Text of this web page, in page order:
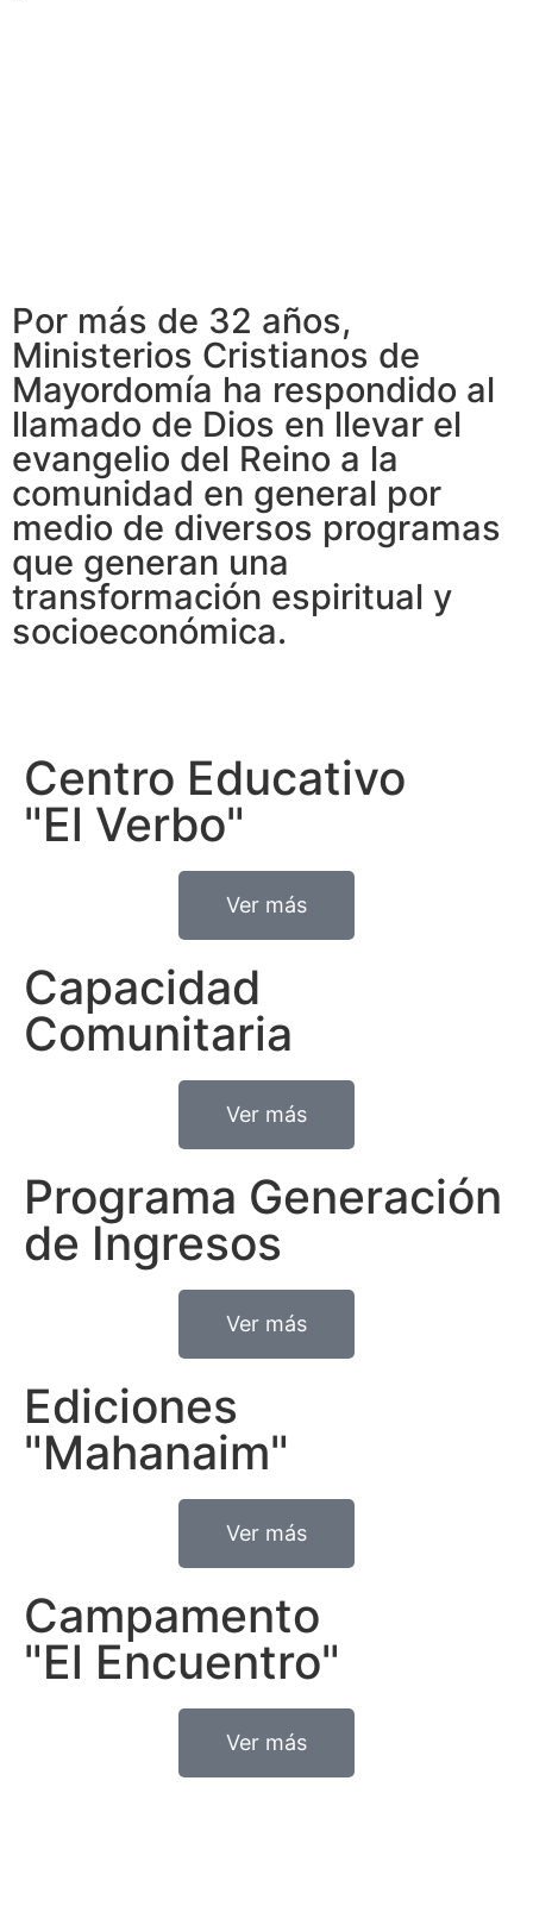
Por más de 32 años,
Ministerios Cristianos de
Mayordomía ha respondido al
llamado de Dios en llevar el
evangelio del Reino a la
comunidad en general por
medio de diversos programas
que generan una
transformación espiritual y
socioeconómica.
Centro Educativo
"El Verbo"
Ver más
Capacidad
Comunitaria
Ver más
Programa Generación
de Ingresos
Ver más
Ediciones
"Mahanaim"
Ver más
Campamento
"El Encuentro"
Ver más